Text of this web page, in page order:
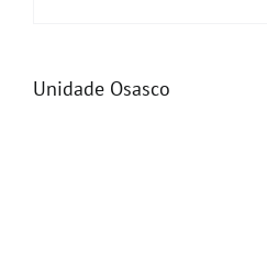
Unidade Osasco